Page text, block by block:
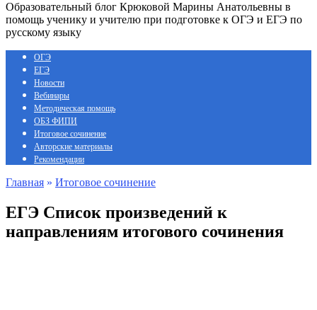
Образовательный блог Крюковой Марины Анатольевны в
помощь ученику и учителю при подготовке к ОГЭ и ЕГЭ по
русскому языку
ОГЭ
ЕГЭ
Новости
Вебинары
Методическая помощь
ОБЗ ФИПИ
Итоговое сочинение
Авторские материалы
Рекомендации
Главная » Итоговое сочинение
ЕГЭ Список произведений к
направлениям итогового сочинения